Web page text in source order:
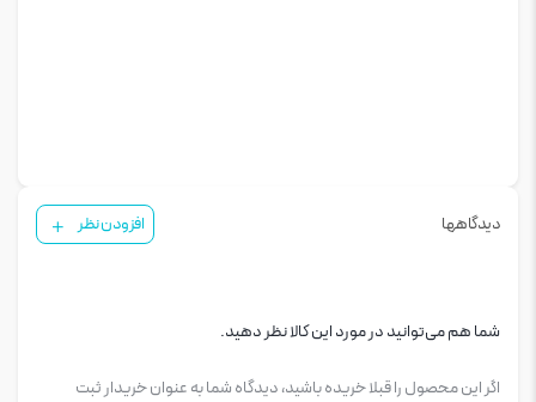
دیدگاهها افزودن نظر
شما هم می‌توانید در مورد این کالا نظر دهید.
اگر این محصول را قبلا خریده باشید، دیدگاه شما به عنوان خریدار ثبت